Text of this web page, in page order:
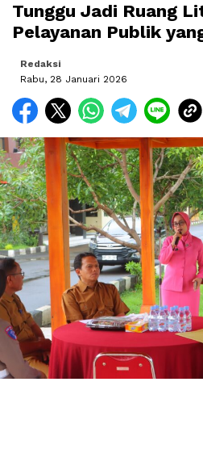
Tunggu Jadi Ruang
Pelayanan Publik
Redaksi
Rabu, 28 Januari 2026